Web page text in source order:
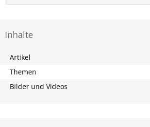
Inhalte
Artikel
Themen
Bilder und Videos